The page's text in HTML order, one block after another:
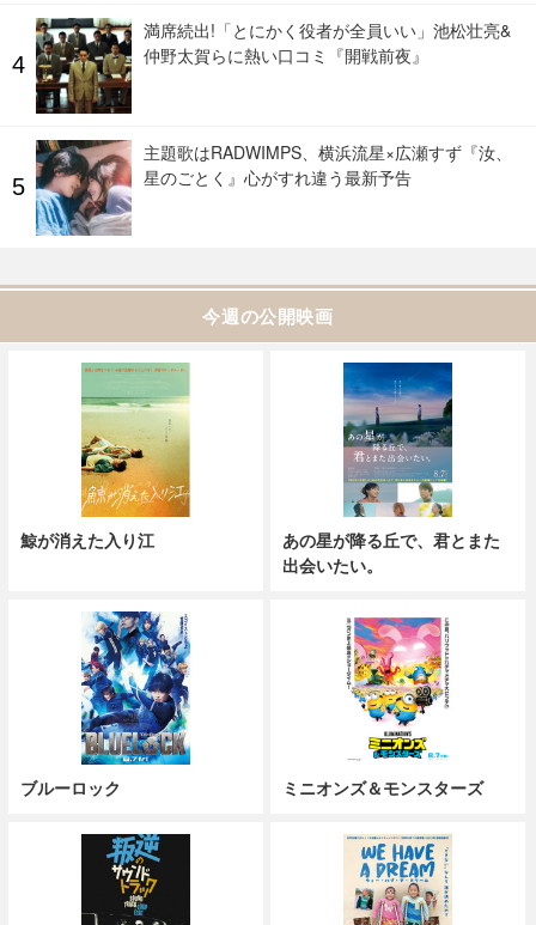
満席続出!「とにかく役者が全員いい」池松壮亮&
仲野太賀らに熱い口コミ『開戦前夜』
主題歌はRADWIMPS、横浜流星×広瀬すず『汝、
星のごとく』心がすれ違う最新予告
今週の公開映画
鯨が消えた入り江
あの星が降る丘で、君とまた
出会いたい。
ブルーロック ミニオンズ＆モンスターズ